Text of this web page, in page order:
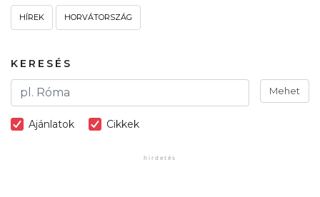
HÍREK HORVÁTORSZÁG
KERESÉS
Mehet
Ajánlatok Cikkek